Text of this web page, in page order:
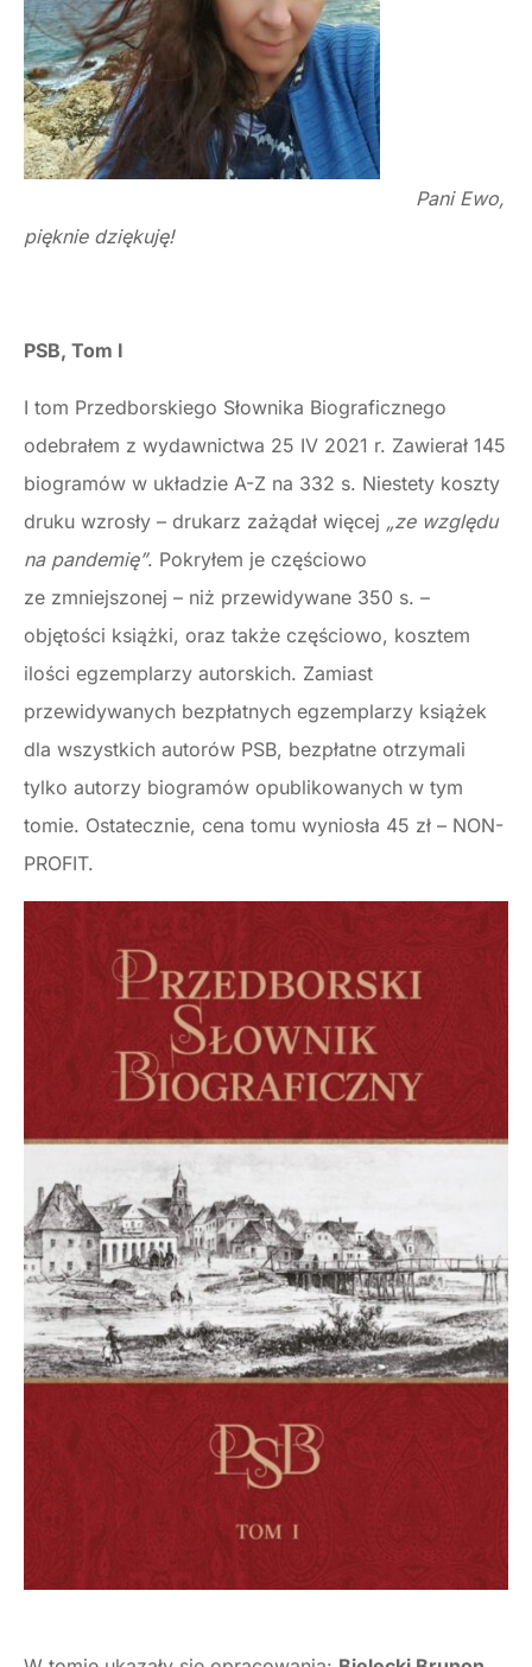
Pani Ewo,
pięknie dziękuję!
PSB, Tom I
I tom Przedborskiego Słownika Biograficznego
odebrałem z wydawnictwa 25 IV 2021 r. Zawierał 145
biogramów w układzie A-Z na 332 s. Niestety koszty
druku wzrosły – drukarz zażądał więcej „ze względu
na pandemię”. Pokryłem je częściowo
ze zmniejszonej – niż przewidywane 350 s. –
objętości książki, oraz także częściowo, kosztem
ilości egzemplarzy autorskich. Zamiast
przewidywanych bezpłatnych egzemplarzy książek
dla wszystkich autorów PSB, bezpłatne otrzymali
tylko autorzy biogramów opublikowanych w tym
tomie. Ostatecznie, cena tomu wyniosła 45 zł – NON-
PROFIT.